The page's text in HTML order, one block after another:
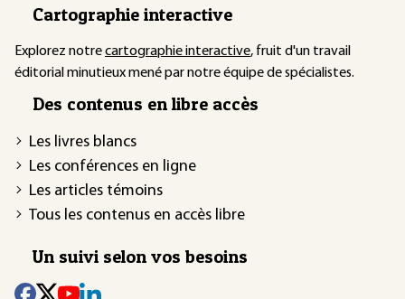
Cartographie interactive
Explorez notrecartographie interactive, fruit d'un travail
éditorial minutieux mené par notre équipe de spécialistes.
Des contenus en libre accès
Les livres blancs
Les conférences en ligne
Les articles témoins
Tous les contenus en accès libre
Un suivi selon vos besoins